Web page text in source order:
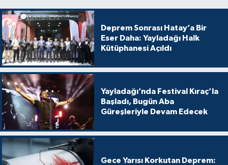
Deprem Sonrası Hatay’a Bir
Eser Daha: Yayladağı Halk
Kütüphanesi Açıldı
Yayladağı’nda Festival Kıraç’la
Başladı, Bugün Aba
Güreşleriyle Devam Edecek
Gece Yarısı Korkutan Deprem: